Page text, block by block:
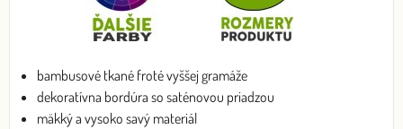
bambusové tkané froté vyššej gramáže
dekoratívna bordúra so saténovou priadzou
mäkký a vysoko savý materiál